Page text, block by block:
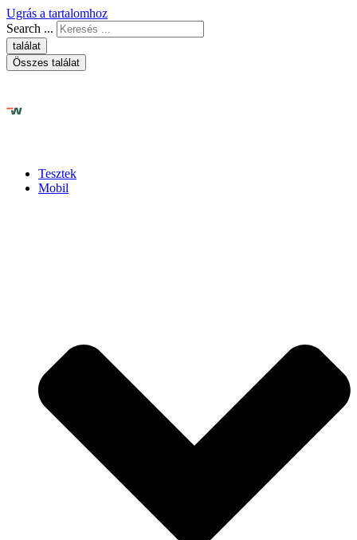
Ugrás a tartalomhoz
Search ...
találat
Összes találat
Tesztek
Mobil